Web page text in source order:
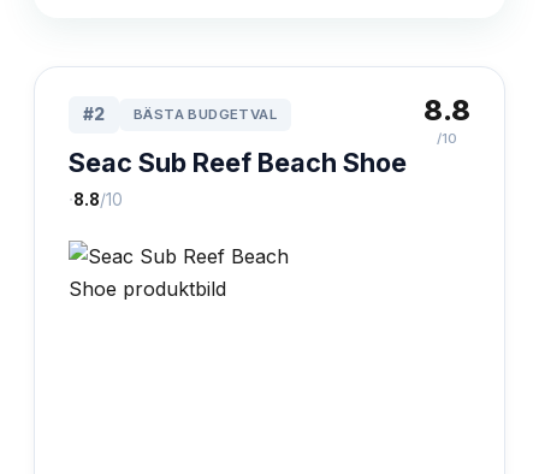
#2 BÄSTA BUDGETVAL
Seac Sub Reef Beach Shoe
·8.8/10
8.8
/10